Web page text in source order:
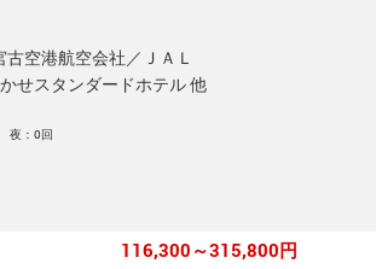
古空港航空会社／ＪＡＬ
せスタンダードホテル 他
夜：0回
116,300～315,800円